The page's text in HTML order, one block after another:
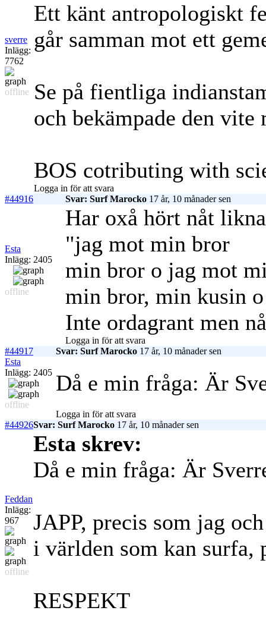
sverre
Inlägg:
7762
offline
Ett känt antropologiskt
går samman mot ett
Se på fientliga
och bekämpade den vite
BOS cotributing with
Logga in för att svara
#44916
Svar: Surf Marocko 17 år, 10 månader sen
Esta
Inlägg: 2405
offline
Har oxå hört nåt
"jag mot min bror
min bror o jag mot
min bror, min kusin
Inte ordagrant men
Logga in för att svara
#44917
Svar: Surf Marocko 17 år, 10 månader sen
Esta
Inlägg: 2405
offline
Då e min fråga: Är
Logga in för att svara
#44926Svar: Surf Marocko 17 år, 10 månader sen
Feddan
Inlägg:
967
offline
Esta skrev:
Då e min fråga: Är
JAPP, precis som jag
i världen som kan surfa,
RESPEKT